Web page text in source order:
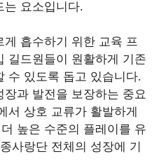
는 요소입니다.
흡수하기 위한 교육 프
길드원들이 원활하게 기존
수 있도록 돕고 있습니다.
과 발전을 보장하는 중요
서 상호 교류가 활발하게
높은 수준의 플레이를 유
사랑단 전체의 성장에 기